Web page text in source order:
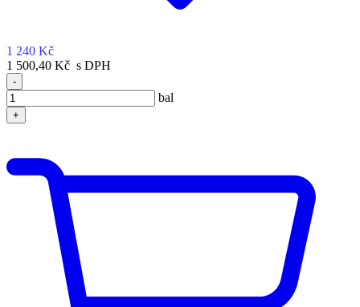
1 240 Kč
1 500,40 Kč s DPH
-
bal
+